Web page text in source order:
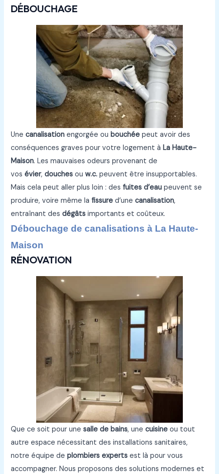
DÉBOUCHAGE
Unecanalisation engorgée oubouchée peut avoir des
conséquences graves pour votre logement àLa Haute-
Maison. Les mauvaises odeurs provenant de
vosévier,douches ouw.c. peuvent être insupportables.
Mais cela peut aller plus loin : desfuites d’eau peuvent se
produire, voire même lafissure d’unecanalisation,
entraînant desdégâts importants et coûteux.
Débouchage de canalisations à La Haute-
Maison
RÉNOVATION
Que ce soit pour unesalle de bains, unecuisine ou tout
autre espace nécessitant des installations sanitaires,
notre équipe deplombiers experts est là pour vous
accompagner. Nous proposons des solutions modernes et